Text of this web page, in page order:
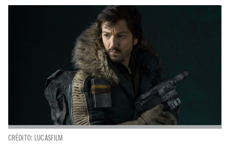
CRÉDITO: LUCASFILM